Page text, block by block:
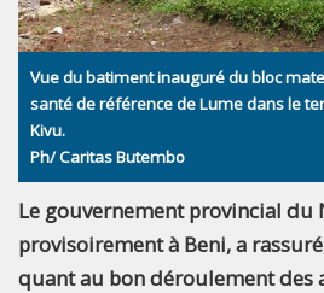
Vue du batiment inauguré du bloc
santé de référence de Lume dans le
Kivu.
Ph/ Caritas Butembo
Le gouvernement provincial du
provisoirement à Beni, a
quant au bon déroulement des